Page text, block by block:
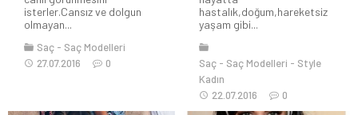
isterler.Cansız ve dolgun
olmayan...
Saç
Saç Modelleri
27.07.2016
0
hastalık,doğum,hareketsiz
yaşam gibi...
Saç Saç Modelleri
Style
Kadın
22.07.2016
0